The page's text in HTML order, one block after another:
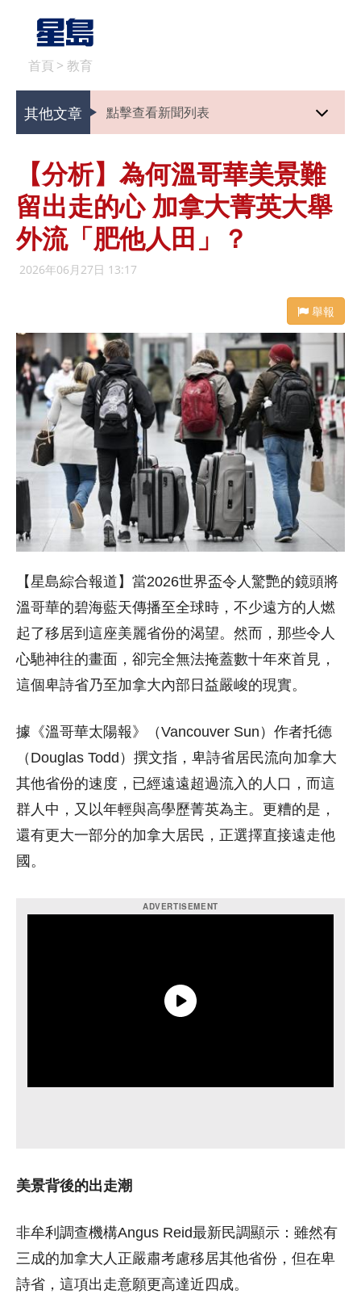
首頁 > 教育
其他文章 點擊查看新聞列表
【分析】為何溫哥華美景難
留出走的心 加拿大菁英大舉
外流「肥他人田」？
2026年06月27日 13:17
舉報
【星島綜合報道】當2026世界盃令人驚艷的鏡頭將
溫哥華的碧海藍天傳播至全球時，不少遠方的人燃
起了移居到這座美麗省份的渴望。然而，那些令人
心馳神往的畫面，卻完全無法掩蓋數十年來首見，
這個卑詩省乃至加拿大內部日益嚴峻的現實。
據《溫哥華太陽報》（Vancouver Sun）作者托德
（Douglas Todd）撰文指，卑詩省居民流向加拿大
其他省份的速度，已經遠遠超過流入的人口，而這
群人中，又以年輕與高學歷菁英為主。更糟的是，
還有更大一部分的加拿大居民，正選擇直接遠走他
國。
美景背後的出走潮
非牟利調查機構Angus Reid最新民調顯示：雖然有
三成的加拿大人正嚴肅考慮移居其他省份，但在卑
詩省，這項出走意願更高達近四成。